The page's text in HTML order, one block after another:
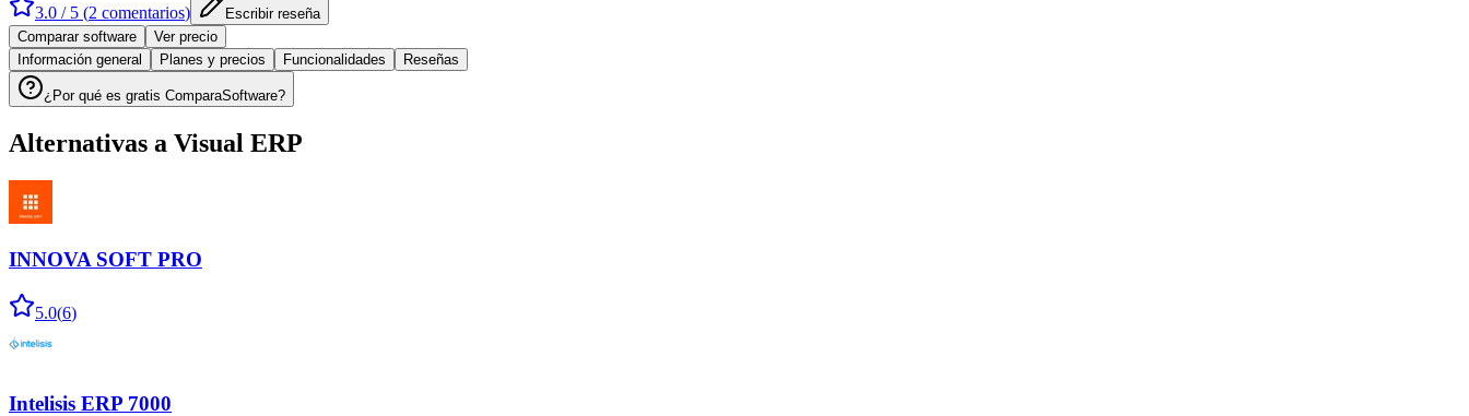
3.0 / 5 (2 comentarios)
Escribir reseña
Comparar software
Ver precio
Información general
Planes y precios Funcionalidades Reseñas
¿Por qué es gratis ComparaSoftware?
Alternativas a Visual ERP
INNOVA SOFT PRO
5.0(6)
Intelisis ERP 7000